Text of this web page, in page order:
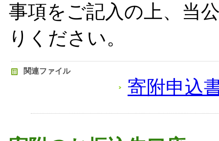
事項をご記入の上、当
りください。
関連ファイル
寄附申込